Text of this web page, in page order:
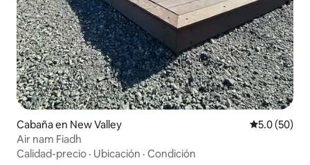
Cabaña en New Valley Calificación
5.0 (50)
Air nam Fiadh
Calidad-precio · Ubicación · Condición